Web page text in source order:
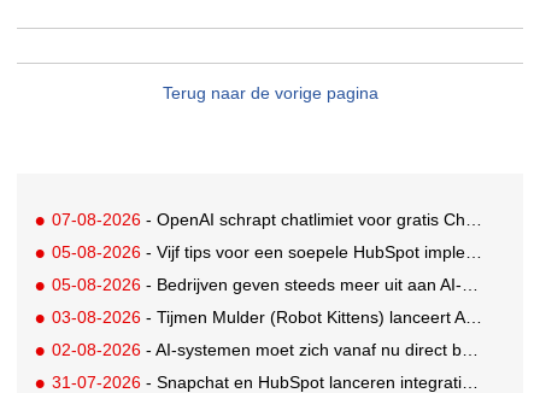
Terug naar de vorige pagina
07-08-2026 - OpenAI schrapt chatlimiet voor gratis ChatGPT-gebruikers
05-08-2026 - Vijf tips voor een soepele HubSpot implementatie
05-08-2026 - Bedrijven geven steeds meer uit aan AI-native tools: Anthropic grootste stijger, OpenAI koploper
03-08-2026 - Tijmen Mulder (Robot Kittens) lanceert AI-assisted softwarebedrijf aiaicaptain
02-08-2026 - AI-systemen moet zich vanaf nu direct bekendmaken
31-07-2026 - Snapchat en HubSpot lanceren integratie voor soepelere leadconversie